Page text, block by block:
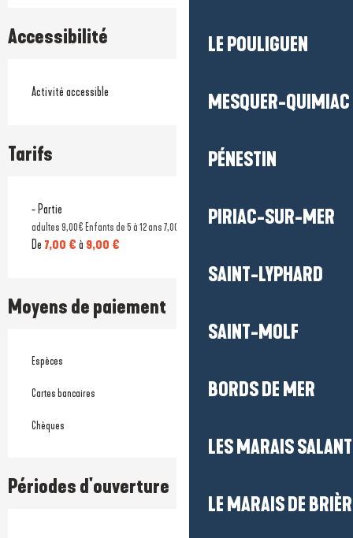
LE POULIGUEN
MESQUER-QUIMIAC
PÉNESTIN
PIRIAC-SUR-MER
SAINT-LYPHARD
SAINT-MOLF
BORDS DE MER
LES MARAIS
LE MARAIS DE
Accessibilité
Activité accessible
Tarifs
- Partie
adultes 9,00€ Enfants de 5 à 12 ans 7,00€ Gratuit moins de 5ans
De 7,00 € à 9,00 €
Moyens de paiement
Espèces
Cartes bancaires
Chèques
Périodes d'ouverture